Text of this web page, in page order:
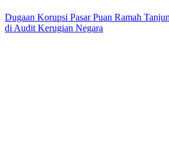
Dugaan Korupsi Pasar Puan Ramah
di Audit Kerugian Negara